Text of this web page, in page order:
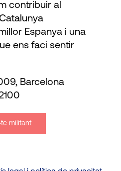
contribuir al
Espanya i una
ens faci sentir
Barcelona
te militant